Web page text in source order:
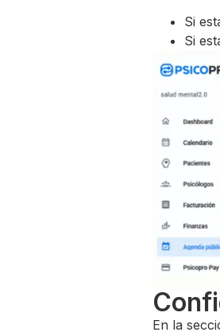
Si
Si
En la